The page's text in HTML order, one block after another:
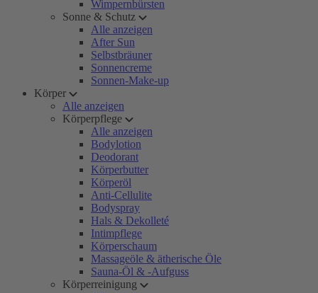
Wimpernbürsten
Sonne & Schutz
Alle anzeigen
After Sun
Selbstbräuner
Sonnencreme
Sonnen-Make-up
Körper
Alle anzeigen
Körperpflege
Alle anzeigen
Bodylotion
Deodorant
Körperbutter
Körperöl
Anti-Cellulite
Bodyspray
Hals & Dekolleté
Intimpflege
Körperschaum
Massageöle & ätherische Öle
Sauna-Öl & -Aufguss
Körperreinigung